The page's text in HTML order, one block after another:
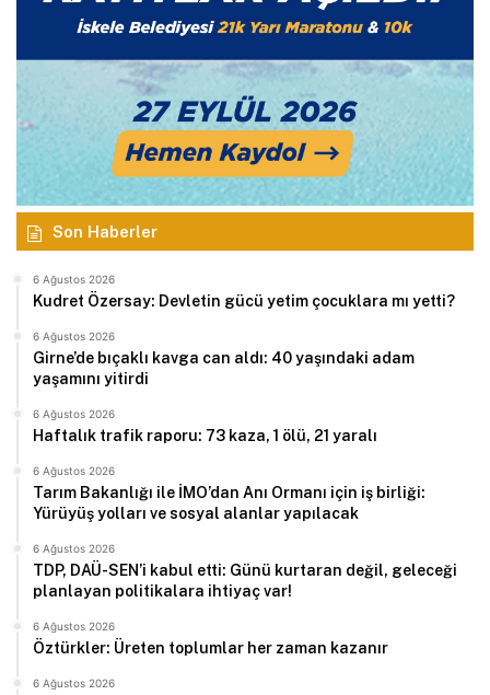
Son Haberler
6 Ağustos 2026
Kudret Özersay: Devletin gücü yetim çocuklara mı yetti?
6 Ağustos 2026
Girne’de bıçaklı kavga can aldı: 40 yaşındaki adam
yaşamını yitirdi
6 Ağustos 2026
Haftalık trafik raporu: 73 kaza, 1 ölü, 21 yaralı
6 Ağustos 2026
Tarım Bakanlığı ile İMO’dan Anı Ormanı için iş birliği:
Yürüyüş yolları ve sosyal alanlar yapılacak
6 Ağustos 2026
TDP, DAÜ-SEN’i kabul etti: Günü kurtaran değil, geleceği
planlayan politikalara ihtiyaç var!
6 Ağustos 2026
Öztürkler: Üreten toplumlar her zaman kazanır
6 Ağustos 2026